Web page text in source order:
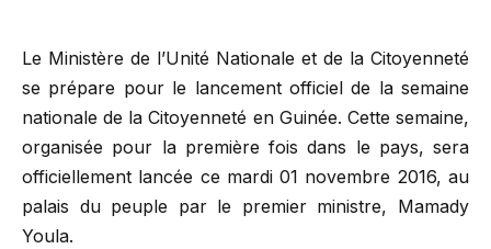
Le Ministère de l’Unité Nationale et de la Citoyenneté
se prépare pour le lancement officiel de la semaine
nationale de la Citoyenneté en Guinée. Cette semaine,
organisée pour la première fois dans le pays, sera
officiellement lancée ce mardi 01 novembre 2016, au
palais du peuple par le premier ministre, Mamady
Youla.